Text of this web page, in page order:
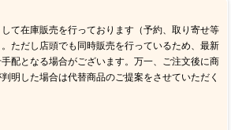
て在庫販売を行っております（予約、取り寄せ等
ただし店頭でも同時販売を行っているため、最新
配となる場合がございます。万一、ご注文後に商
明した場合は代替商品のご提案をさせていただく